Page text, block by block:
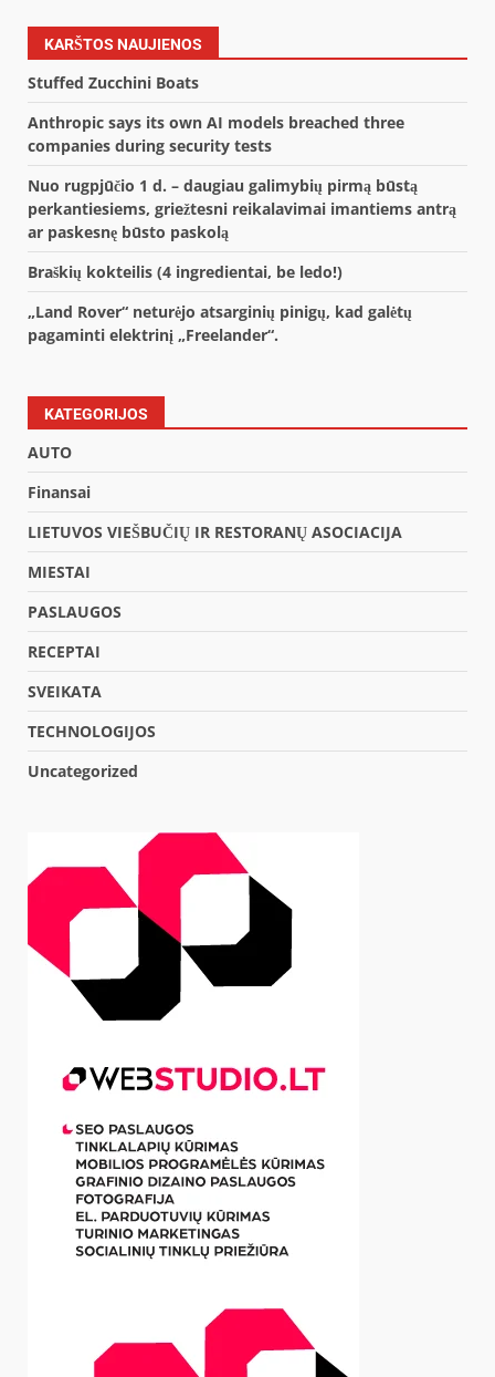
KARŠTOS NAUJIENOS
Stuffed Zucchini Boats
Anthropic says its own AI models breached three
companies during security tests
Nuo rugpjūčio 1 d. – daugiau galimybių pirmą būstą
perkantiesiems, griežtesni reikalavimai imantiems antrą
ar paskesnę būsto paskolą
Braškių kokteilis (4 ingredientai, be ledo!)
„Land Rover“ neturėjo atsarginių pinigų, kad galėtų
pagaminti elektrinį „Freelander“.
KATEGORIJOS
AUTO
Finansai
LIETUVOS VIEŠBUČIŲ IR RESTORANŲ ASOCIACIJA
MIESTAI
PASLAUGOS
RECEPTAI
SVEIKATA
TECHNOLOGIJOS
Uncategorized